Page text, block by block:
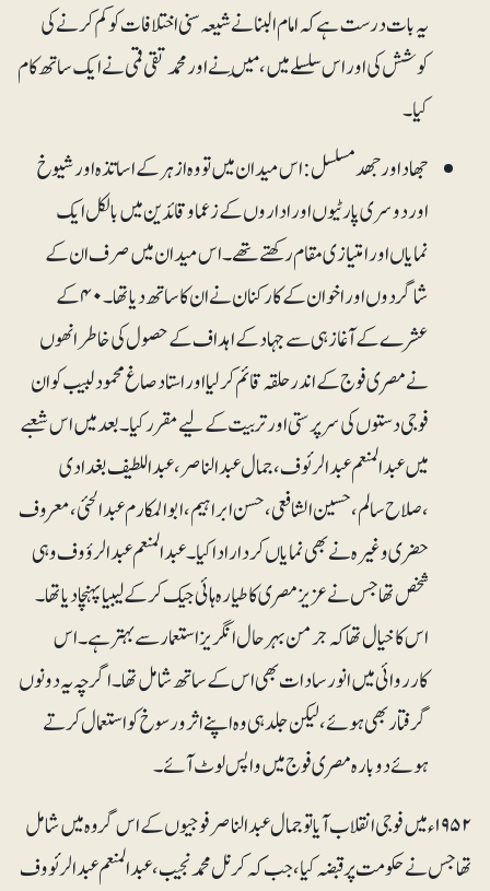
یہ بات درست ہے کہ امام البنا نے شیعہ سنی اختلافات کو کم کرنے کی
کوشش کی اور اس سلسلے میں، مَیں نے اور محمدتقی قمی نے ایک ساتھ کام
کیا۔
جھاد اورجھد مسلسل: اس میدان میں تو وہ ازہر کے اساتذہ اور شیوخ
اور دوسری پارٹیوں اور اداروں کے زعما و قائد ین میں بالکل ایک
نمایاں اور امتیازی مقام رکھتے تھے۔ اس میدان میں صرف ان کے
شاگردوں اور اخوان کے کارکنان نے ان کا ساتھ دیاتھا۔ ۴۰کے
عشرے کے آغاز ہی سے جہادکے اہداف کے حصول کی خاطر انھوں
نے مصری فوج کے اندر حلقہ قائم کرلیا اور استاد صاغ محمود لبیب کو ان
فوجی دستوں کی سرپرستی اور تربیت کے لیے مقرر کیا۔ بعد میں اس شعبے
میں عبدالمنعم عبدالرئوف ، جمال عبدالناصر ، عبداللطیف بغدادی
،صلاح سالم، حسین الشافعی ، حسن ابراہیم ،ابوالمکارم عبدالحئی ، معروف
حضری وغیرہ نے بھی نمایاں کردار اداکیا۔عبدالمنعم عبدالرؤوف وہی
شخص تھا جس نے عزیزمصری کا طیارہ ہائی جیک کرکے لیبیا پہنچادیا تھا۔
اس کا خیال تھا کہ جرمن بہرحال انگریز استعمار سے بہتر ہے۔ اس
کارروائی میں انور سادات بھی اس کے ساتھ شامل تھا۔ اگرچہ یہ دونوں
گرفتار بھی ہوئے، لیکن جلد ہی وہ اپنے اثر و رسوخ کو استعمال کرتے
ہوئے دوبارہ مصری فوج میں واپس لوٹ آئے۔
۱۹۵۲ء میں فوجی انقلاب آیا تو جمال عبدالناصر فوجیوں کے اس گروہ میں شامل
تھا جس نے حکومت پر قبضہ کیا،جب کہ کرنل محمد نجیب ، عبدالمنعم عبدالرئووف